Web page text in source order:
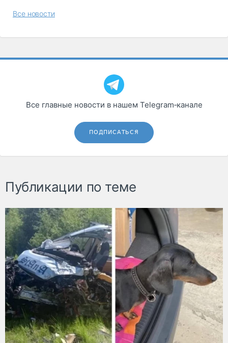
Все новости
Все главные новости в нашем Telegram‑канале
ПОДПИСАТЬСЯ
Публикации по теме